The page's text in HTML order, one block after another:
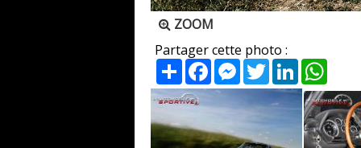
ZOOM
Partager cette photo :
PartagerFacebookMessenger
TwitterLinkedIn